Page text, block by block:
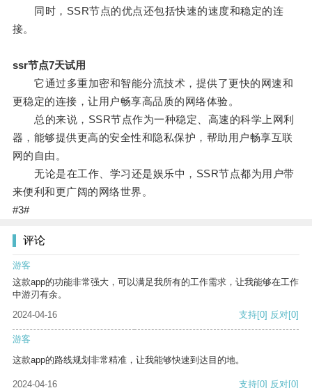
同时，SSR节点的优点还包括快速的速度和稳定的连
接。
ssr节点7天试用
它通过多重加密和智能分流技术，提供了更快的网速和
更稳定的连接，让用户畅享高品质的网络体验。
总的来说，SSR节点作为一种稳定、高速的科学上网利
器，能够提供更高的安全性和隐私保护，帮助用户畅享互联
网的自由。
无论是在工作、学习还是娱乐中，SSR节点都为用户带
来便利和更广阔的网络世界。
#3#
评论
游客
这款app的功能非常强大，可以满足我所有的工作需求，让我能够在工作
中游刃有余。
2024-04-16
支持[0] 反对[0]
游客
这款app的路线规划非常精准，让我能够快速到达目的地。
2024-04-16 支持[0] 反对[0]